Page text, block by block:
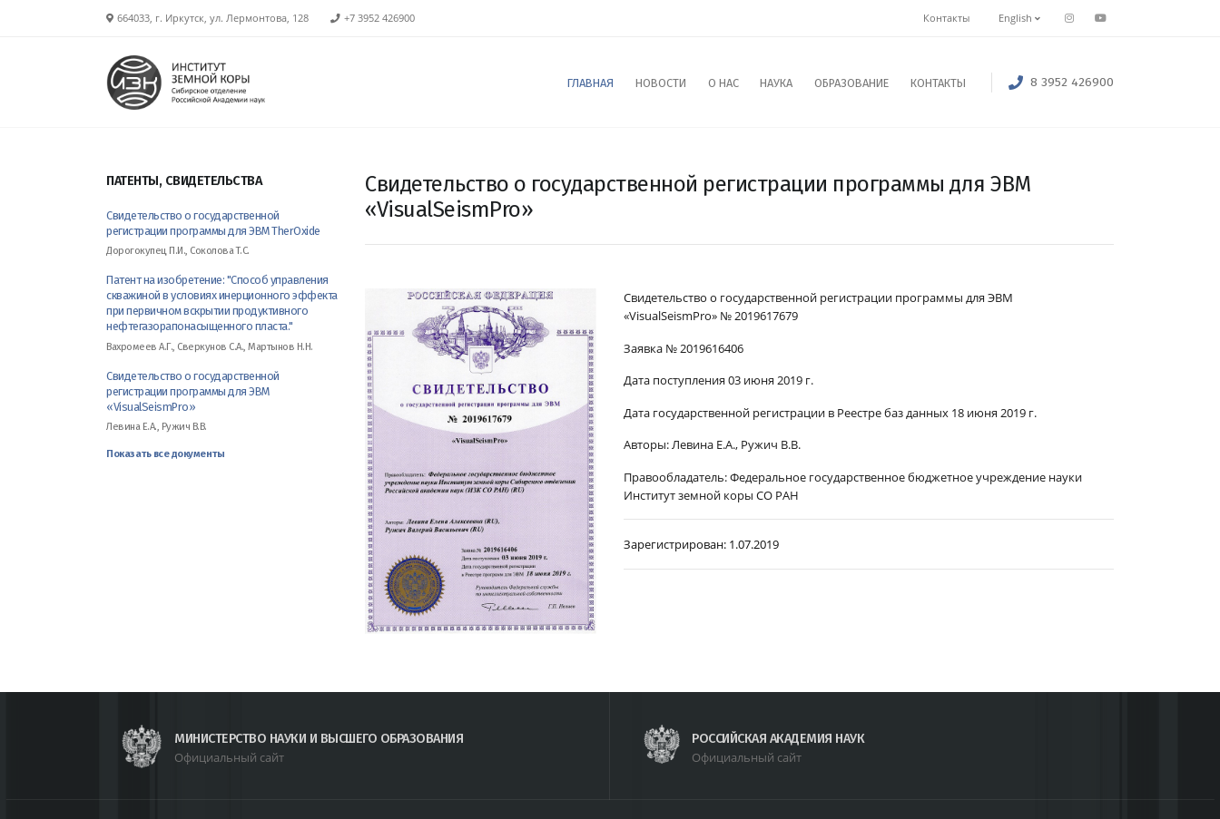
664033, г. Иркутск, ул. Лермонтова, 128 +7 3952 426900 Контакты English
ГЛАВНАЯ НОВОСТИ О НАС НАУКА ОБРАЗОВАНИЕ КОНТАКТЫ 8 3952 426900
ПАТЕНТЫ, СВИДЕТЕЛЬСТВА
Свидетельство о государственной
регистрации программы для ЭВМ TherOxide
Дорогокупец П.И., Соколова Т.С.
Патент на изобретение: "Способ управления
скважиной в условиях инерционного эффекта
при первичном вскрытии продуктивного
нефтегазорапонасыщенного пласта."
Вахромеев А.Г., Сверкунов С.А., Мартынов Н.Н.
Свидетельство о государственной
регистрации программы для ЭВМ
«VisualSeismPro»
Левина Е.А., Ружич В.В.
Показать все документы
Свидетельство о государственной регистрации программы для ЭВМ
«VisualSeismPro»
Свидетельство о государственной регистрации программы для ЭВМ
«VisualSeismPro» № 2019617679
Заявка № 2019616406
Дата поступления 03 июня 2019 г.
Дата государственной регистрации в Реестре баз данных 18 июня 2019 г.
Авторы:Левина Е.А., Ружич В.В.
Правообладатель:Федеральное государственное бюджетное учреждение науки
Институт земной коры СО РАН
Зарегистрирован:1.07.2019
МИНИСТЕРСТВО НАУКИ И ВЫСШЕГО ОБРАЗОВАНИЯ
Официальный сайт
РОССИЙСКАЯ АКАДЕМИЯ НАУК
Официальный сайт